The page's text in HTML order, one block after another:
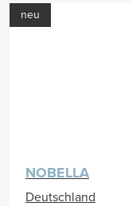
neu
NOBELLA
Deutschland